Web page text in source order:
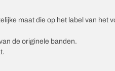
maat die op het label van het
de originele banden.